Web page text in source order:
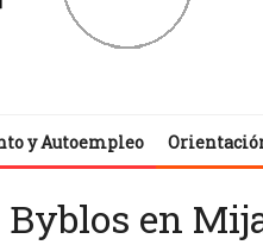
y Autoempleo
en